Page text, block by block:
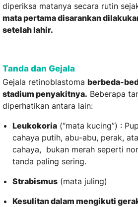
diperiksa matanya secara rutin
mata pertama disarankan
setelah lahir.
Tanda dan Gejala
Gejala retinoblastoma berbeda-
stadium penyakitnya. Beberapa
diperhatikan antara lain:
Leukokoria (“mata kucing”) :
cahaya putih, abu-abu, perak,
cahaya, bukan merah seperti
tanda paling sering.
Strabismus (mata juling)
Kesulitan dalam mengikuti